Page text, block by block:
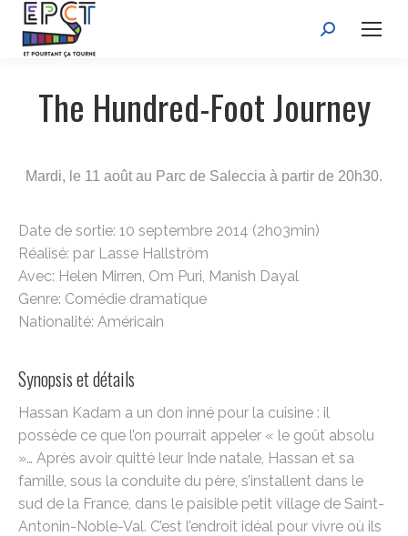
Recherche
The Hundred-Foot Journey
Mardi, le 11 août au Parc de Saleccia à partir de 20h30.
Date de sortie: 10 septembre 2014 (2h03min)
Réalisé: par Lasse Hallström
Avec: Helen Mirren, Om Puri, Manish Dayal
Genre: Comédie dramatique
Nationalité: Américain
Synopsis et détails
Hassan Kadam a un don inné pour la cuisine : il
possède ce que l’on pourrait appeler « le goût absolu
»… Après avoir quitté leur Inde natale, Hassan et sa
famille, sous la conduite du père, s’installent dans le
sud de la France, dans le paisible petit village de Saint-
Antonin-Noble-Val. C’est l’endroit idéal pour vivre où ils